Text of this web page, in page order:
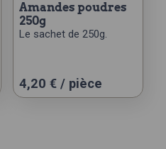
amandes poudres
250g
Le sachet de 250g.
4,20 € / pièce